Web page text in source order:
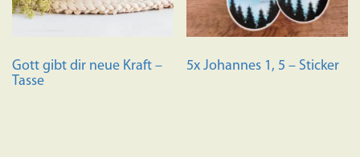
auf
der
gewählt
Gott gibt dir neue Kraft –
Tasse
5x Johannes 1, 5 – Sticker